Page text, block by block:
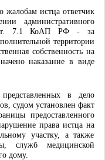
жалобам истца ответчик
административного
ст. 7.1 КоАП РФ - за
территории
собственность на
наказание в виде
в дело
судом установлен факт
предоставленного
права истца на
участку, а также
служб медицинской
дому.